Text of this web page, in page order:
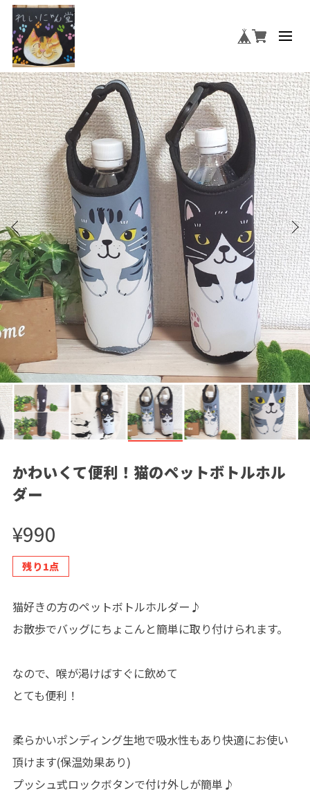
かわいくて便利！猫のペットボトルホル
ダー
¥990
残り1点
猫好きの方のペットボトルホルダー♪
お散歩でバッグにちょこんと簡単に取り付けられます。
なので、喉が渇けばすぐに飲めて
とても便利！
柔らかいポンディング生地で吸水性もあり快適にお使い
頂けます(保温効果あり)
プッシュ式ロックボタンで付け外しが簡単♪